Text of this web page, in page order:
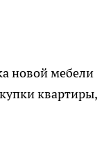
новой мебели
квартиры,